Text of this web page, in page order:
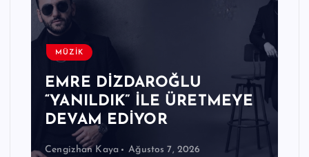
MÜZİK
EMRE DİZDAROĞLU
“YANILDIK” İLE ÜRETMEYE
DEVAM EDİYOR
Cengizhan Kaya Ağustos 7, 2026